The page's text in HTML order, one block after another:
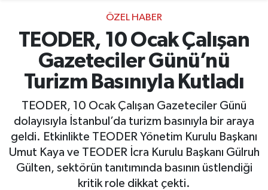
ÖZEL HABER
TEODER, 10 Ocak Çalışan
Gazeteciler Günü’nü
Turizm Basınıyla Kutladı
TEODER, 10 Ocak Çalışan Gazeteciler Günü
dolayısıyla İstanbul’da turizm basınıyla bir araya
geldi. Etkinlikte TEODER Yönetim Kurulu Başkanı
Umut Kaya ve TEODER İcra Kurulu Başkanı Gülruh
Gülten, sektörün tanıtımında basının üstlendiği
kritik role dikkat çekti.
Süper Lig Puan Durumu ve Fikstür
Tüm Manşetler
Haber Arşivi